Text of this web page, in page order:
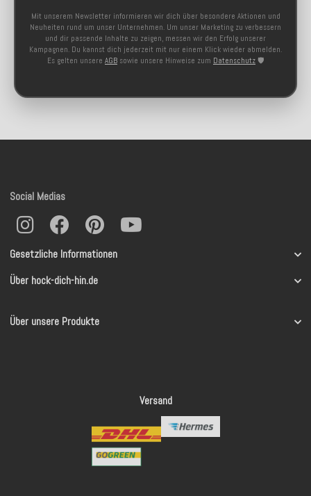
Mit unserem Newsletter informieren wir dich über besondere Aktionen und
Neuheiten rund um unser Unternehmen. Um unser Marketing zu verbessern
und dir passende Inhalte zu zeigen, messen wir den Erfolg unserer
Kampagnen. Du kannst dich jederzeit mit nur einem Klick wieder abmelden.
Es gelten unsere AGB sowie unsere Hinweise zum Datenschutz 🛡️
Gesetzliche Informationen
Über hock-dich-hin.de
Über unsere Produkte
Social Medias
Versand